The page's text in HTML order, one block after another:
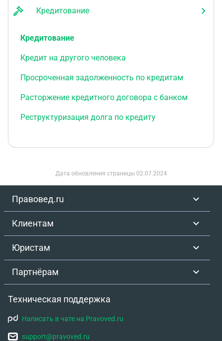
Кредитование
Кредитование
Кредит на другого человека
Просроченная задолженность по кредитам
Расторжение кредитного договора с банком
Реструктуризация долга по кредиту
Дата обновления страницы 02.07.2024
Правовед.ru
Клиентам
Юристам
Партнёрам
Техническая поддержка
Написать в чате на Pravoved.ru
support@pravoved.ru